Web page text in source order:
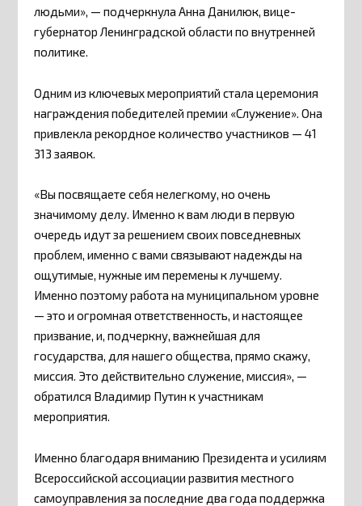
людьми», — подчеркнула Анна Данилюк, вице-
губернатор Ленинградской области по внутренней
политике.
Одним из ключевых мероприятий стала церемония
награждения победителей премии «Служение». Она
привлекла рекордное количество участников — 41
313 заявок.
«Вы посвящаете себя нелегкому, но очень
значимому делу. Именно к вам люди в первую
очередь идут за решением своих повседневных
проблем, именно с вами связывают надежды на
ощутимые, нужные им перемены к лучшему.
Именно поэтому работа на муниципальном уровне
— это и огромная ответственность, и настоящее
призвание, и, подчеркну, важнейшая для
государства, для нашего общества, прямо скажу,
миссия. Это действительно служение, миссия», —
обратился Владимир Путин к участникам
мероприятия.
Именно благодаря вниманию Президента и усилиям
Всероссийской ассоциации развития местного
самоуправления за последние два года поддержка